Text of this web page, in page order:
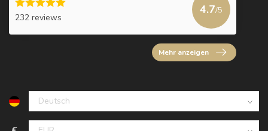
232 reviews
4.7/5
Mehr anzeigen